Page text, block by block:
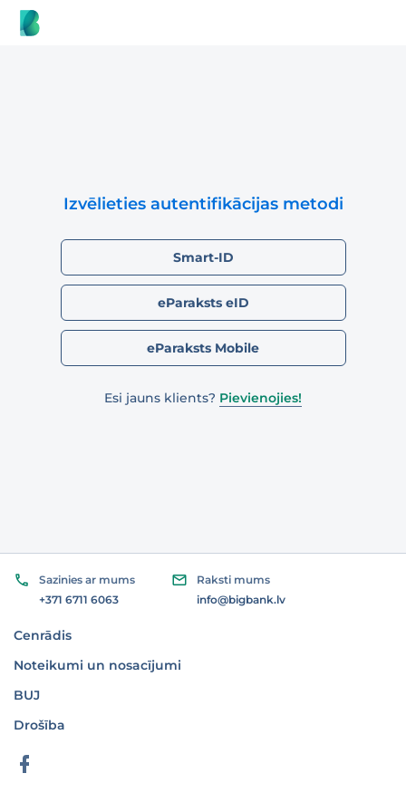
Izvēlieties autentifikācijas metodi
Smart-ID
eParaksts eID
eParaksts Mobile
Esi jauns klients? Pievienojies!
Cenrādis
Noteikumi un nosacījumi
BUJ
Drošība
Sazinies ar mums
+371 6711 6063
Raksti mums
info@bigbank.lv